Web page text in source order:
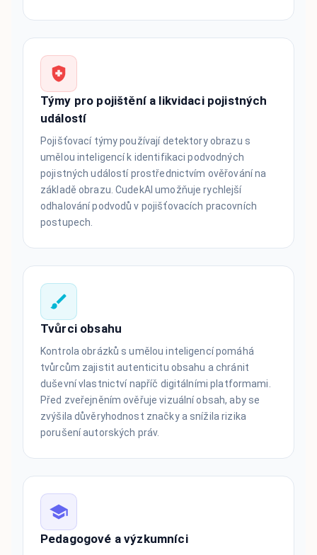
Týmy pro pojištění a likvidaci pojistných
událostí
Pojišťovací týmy používají detektory obrazu s
umělou inteligencí k identifikaci podvodných
pojistných událostí prostřednictvím ověřování na
základě obrazu. CudekAI umožňuje rychlejší
odhalování podvodů v pojišťovacích pracovních
postupech.
Tvůrci obsahu
Kontrola obrázků s umělou inteligencí pomáhá
tvůrcům zajistit autenticitu obsahu a chránit
duševní vlastnictví napříč digitálními platformami.
Před zveřejněním ověřuje vizuální obsah, aby se
zvýšila důvěryhodnost značky a snížila rizika
porušení autorských práv.
Pedagogové a výzkumníci